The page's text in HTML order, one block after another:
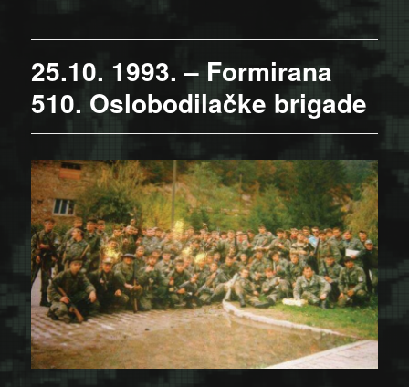
25.10. 1993. – Formirana
510. Oslobodilačke brigade